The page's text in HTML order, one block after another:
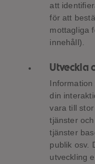
att
för att
mottagliga
innehåll).
Utveckla
din
vara till
tjänster
tjänster
publik osv.
utveckling